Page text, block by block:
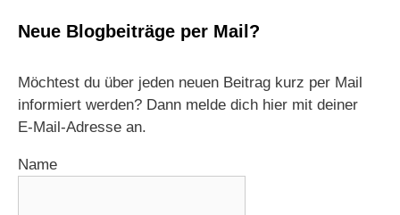
Neue Blogbeiträge per Mail?
Möchtest du über jeden neuen Beitrag kurz per Mail
informiert werden? Dann melde dich hier mit deiner
E-Mail-Adresse an.
Name